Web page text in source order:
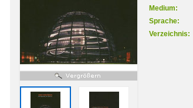
Medium:
Sprache:
Verzeichnis: